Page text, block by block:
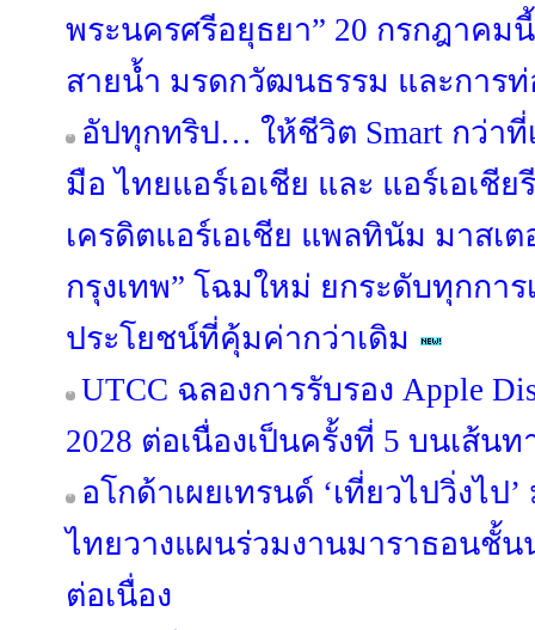
พระนครศรีอยุธยา” 20 กรกฎาคม
สายน้ำ มรดกวัฒนธรรม และการท่
อัปทุกทริป… ให้ชีวิต Smart กว่าที่
มือ ไทยแอร์เอเชีย และ แอร์เอเชีย
เครดิตแอร์เอเชีย แพลทินัม มาสเ
กรุงเทพ” โฉมใหม่ ยกระดับทุกกา
ประโยชน์ที่คุ้มค่ากว่าเดิม
UTCC ฉลองการรับรอง Apple
2028 ต่อเนื่องเป็นครั้งที่ 5 บนเส้นท
อโกด้าเผยเทรนด์ ‘เที่ยวไปวิ่งไป
ไทยวางแผนร่วมงานมาราธอนชั้น
ต่อเนื่อง